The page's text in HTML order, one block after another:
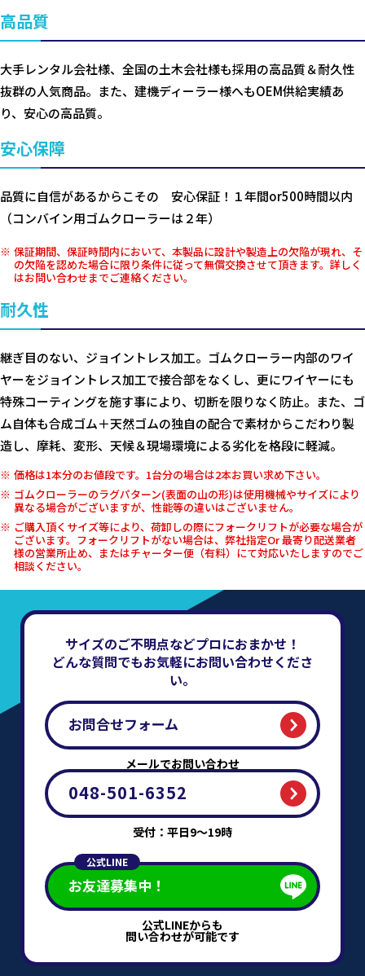
高品質
大手レンタル会社様、全国の土木会社様も採用の高品質＆耐久性
抜群の人気商品。また、建機ディーラー様へもOEM供給実績あ
り、安心の高品質。
安心保障
品質に自信があるからこその 安心保証！１年間or500時間以内
（コンバイン用ゴムクローラーは２年）
保証期間、保証時間内において、本製品に設計や製造上の欠陥が現れ、そ
の欠陥を認めた場合に限り条件に従って無償交換させて頂きます。詳しく
はお問い合わせまでご連絡ください。
耐久性
継ぎ目のない、ジョイントレス加工。ゴムクローラー内部のワイ
ヤーをジョイントレス加工で接合部をなくし、更にワイヤーにも
特殊コーティングを施す事により、切断を限りなく防止。また、ゴ
ム自体も合成ゴム＋天然ゴムの独自の配合で素材からこだわり製
造し、摩耗、変形、天候＆現場環境による劣化を格段に軽減。
価格は1本分のお値段です。1台分の場合は2本お買い求め下さい。
ゴムクローラーのラグパターン(表面の山の形)は使用機械やサイズにより
異なる場合がございますが、性能等の違いはございません。
ご購入頂くサイズ等により、荷卸しの際にフォークリフトが必要な場合が
ございます。フォークリフトがない場合は、弊社指定Or 最寄り配送業者
様の営業所止め、またはチャーター便（有料）にて対応いたしますのでご
相談ください。
サイズのご不明点などプロにおまかせ！
どんな質問でもお気軽にお問い合わせくださ
い。
お問合せフォーム
メールでお問い合わせ
048-501-6352
受付：平日9～19時
公式LINE
お友達募集中！
公式LINEからも
問い合わせが可能です